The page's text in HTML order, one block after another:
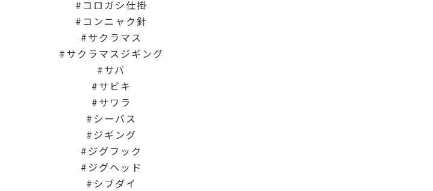
コロガシ仕掛
コンニャク針
サクラマス
サクラマスジギング
サバ
サビキ
サワラ
シーバス
ジギング
ジグフック
ジグヘッド
シブダイ